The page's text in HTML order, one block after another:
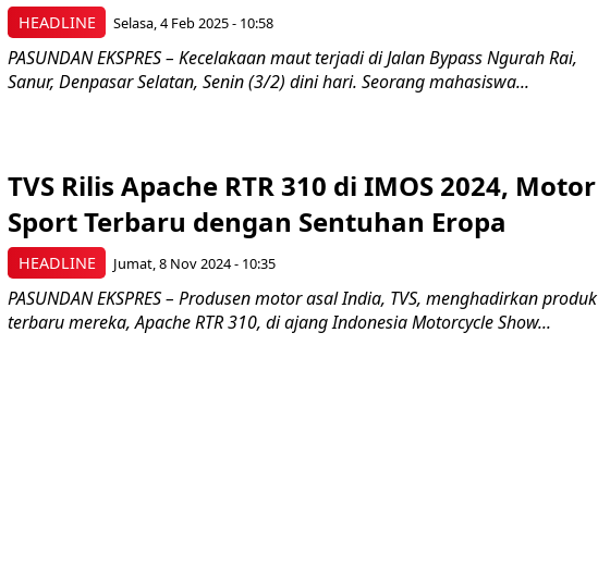
HEADLINE Selasa, 4 Feb 2025 - 10:58
PASUNDAN EKSPRES – Kecelakaan maut terjadi di Jalan Bypass Ngurah Rai,
Sanur, Denpasar Selatan, Senin (3/2) dini hari. Seorang mahasiswa...
HEADLINE
TVS Rilis Apache RTR 310 di IMOS 2024, Motor
Sport Terbaru dengan Sentuhan Eropa
Jumat, 8 Nov 2024 - 10:35
PASUNDAN EKSPRES – Produsen motor asal India, TVS, menghadirkan produk
terbaru mereka, Apache RTR 310, di ajang Indonesia Motorcycle Show...